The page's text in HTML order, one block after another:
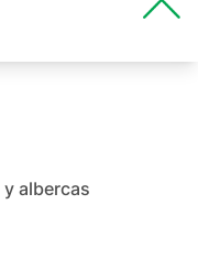
albercas